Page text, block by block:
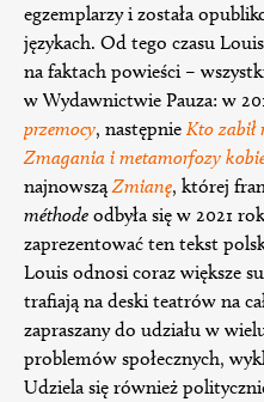
egzemplarzy i została
językach. Od tego czasu
na faktach powieści –
w Wydawnictwie Pauza: w
przemocy, następnie Kto zabił
Zmagania i metamorfozy
najnowszą Zmianę, której
méthode odbyła się w 2021
zaprezentować ten tekst
Louis odnosi coraz większe
trafiają na deski teatrów na
zapraszany do udziału w
problemów społecznych,
Udziela się również